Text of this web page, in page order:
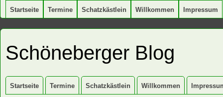
Startseite Termine Schatzkästlein Willkommen Impressum
Schöneberger Blog
Startseite Termine Schatzkästlein Willkommen